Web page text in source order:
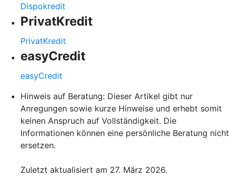
Dispokredit
PrivatKredit
PrivatKredit
easyCredit
easyCredit
Hinweis auf Beratung: Dieser Artikel gibt nur
Anregungen sowie kurze Hinweise und erhebt somit
keinen Anspruch auf Vollständigkeit. Die
Informationen können eine persönliche Beratung nicht
ersetzen.
Zuletzt aktualisiert am 27. März 2026.